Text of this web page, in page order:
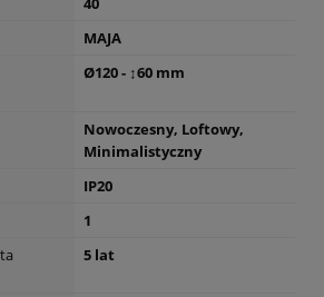
MAJA
Ø120 - ↕60 mm
Nowoczesny, Loftowy,
Minimalistyczny
IP20
1
5 lat